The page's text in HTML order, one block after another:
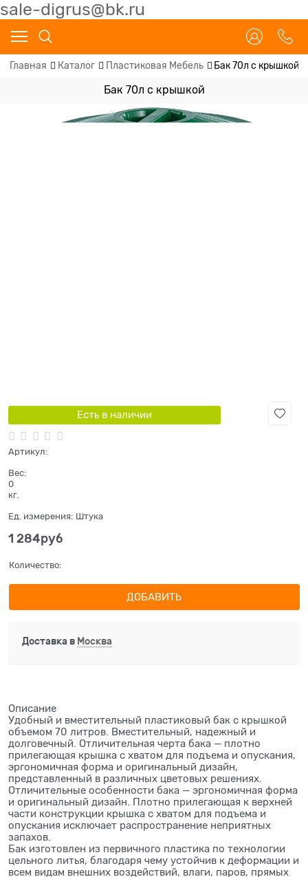
sale-digrus@bk.ru
Главная Каталог Пластиковая Мебель Бак 70л с крышкой
Бак 70л с крышкой
Есть в наличии
Артикул:
Вес:
0
кг.
Ед. измерения: Штука
1 284руб
Количество:
ДОБАВИТЬ
Доставка в Москва
Описание
Удобный и вместительный пластиковый бак с крышкой
объемом 70 литров. Вместительный, надежный и
долговечный. Отличительная черта бака — плотно
прилегающая крышка с хватом для подъема и опускания,
эргономичная форма и оригинальный дизайн,
представленный в различных цветовых решениях.
Отличительные особенности бака — эргономичная форма
и оригинальный дизайн. Плотно прилегающая к верхней
части конструкции крышка с хватом для подъема и
опускания исключает распространение неприятных
запахов.
Бак изготовлен из первичного пластика по технологии
цельного литья, благодаря чему устойчив к деформации и
всем видам внешних воздействий, влаги, паров, прямых